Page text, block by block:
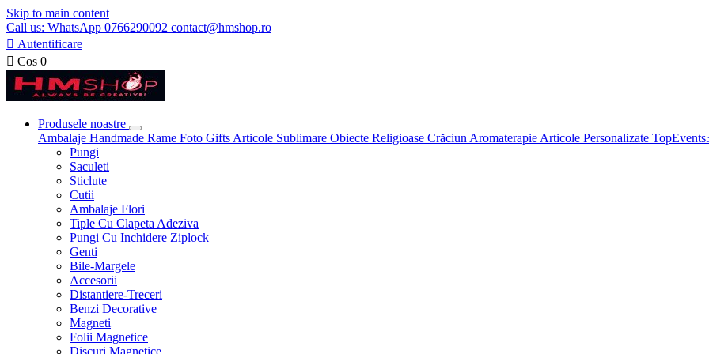
Skip to main content
Call us: WhatsApp 0766290092 contact@hmshop.ro
 Autentificare
 Cos 0
Produsele noastre
Ambalaje Handmade Rame Foto Gifts Articole Sublimare Obiecte Religioase Crăciun Aromaterapie Articole Personalizate
Pungi
Saculeti
Sticlute
Cutii
Ambalaje Flori
Tiple Cu Clapeta Adeziva
Pungi Cu Inchidere Ziplock
Genti
Bile-Margele
Accesorii
Distantiere-Treceri
Benzi Decorative
Magneti
Folii Magnetice
Discuri Magnetice